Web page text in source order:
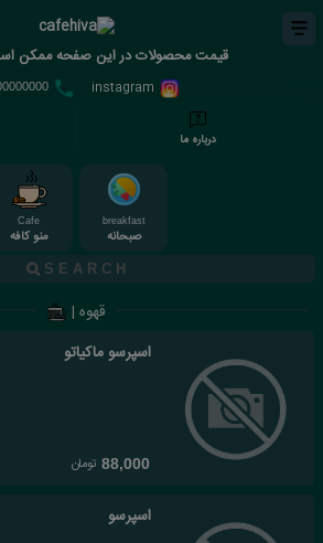
قیمت محصولات در این صفحه ممکن
021-00000000
درباره ما
breakfast
صبحانه
Cafe
منو کافه
قهوه |
اسپرسو ماکیاتو
88,000 تومان
اسپرسو